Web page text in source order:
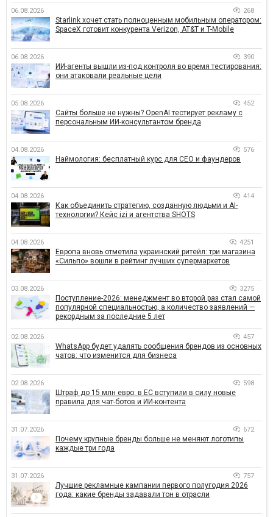
06.08.2026 268
Starlink хочет стать полноценным мобильным оператором:
SpaceX готовит конкурента Verizon, AT&T и T-Mobile
06.08.2026 390
ИИ-агенты вышли из-под контроля во время тестирования:
они атаковали реальные цели
05.08.2026 452
Сайты больше не нужны? OpenAI тестирует рекламу с
персональным ИИ-консультантом бренда
04.08.2026 576
Наймология: бесплатный курс для CEO и фаундеров
04.08.2026 414
Как объединить стратегию, созданную людьми и AI-
технологии? Кейс izi и агентства SHOTS
04.08.2026 4251
Европа вновь отметила украинский ритейл: три магазина
«Сильпо» вошли в рейтинг лучших супермаркетов
03.08.2026 3275
Поступление-2026: менеджмент во второй раз стал самой
популярной специальностью, а количество заявлений —
рекордным за последние 5 лет
02.08.2026 457
WhatsApp будет удалять сообщения брендов из основных
чатов: что изменится для бизнеса
02.08.2026 598
Штраф до 15 млн евро: в ЕС вступили в силу новые
правила для чат-ботов и ИИ-контента
31.07.2026 672
Почему крупные бренды больше не меняют логотипы
каждые три года
31.07.2026 757
Лучшие рекламные кампании первого полугодия 2026
года: какие бренды задавали тон в отрасли